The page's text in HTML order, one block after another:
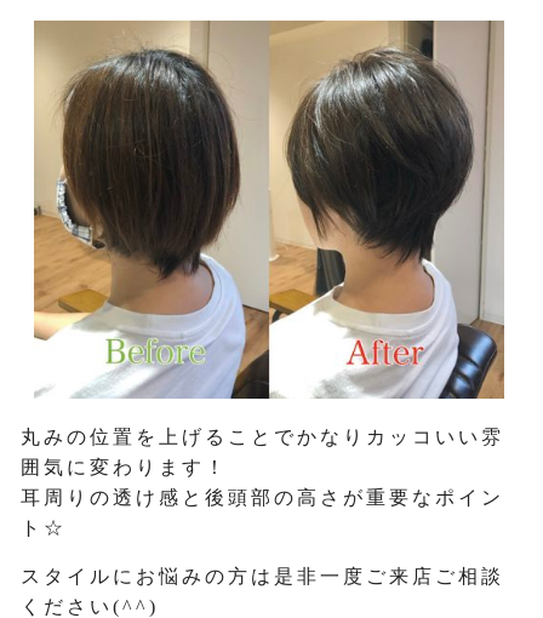
丸みの位置を上げることでかなりカッコいい雰
囲気に変わります！
耳周りの透け感と後頭部の高さが重要なポイン
ト☆
スタイルにお悩みの方は是非一度ご来店ご相談
ください(^^)